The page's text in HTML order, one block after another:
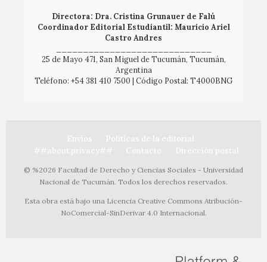
Directora: Dra. Cristina Grunauer de Falú
Coordinador Editorial Estudiantil: Mauricio Ariel
Castro Andres
25 de Mayo 471, San Miguel de Tucumán, Tucumán,
Argentina
Teléfono: +54 381 410 7500 | Código Postal: T4000BNG
Envíos
Políticas de la editorial
##about.privacy##
Contacto Dirección postal
© %2026 Facultad de Derecho y Ciencias Sociales - Universidad
Nacional de Tucumán. Todos los derechos reservados.
Esta obra está bajo una Licencia Creative Commons Atribución-
NoComercial-SinDerivar 4.0 Internacional.